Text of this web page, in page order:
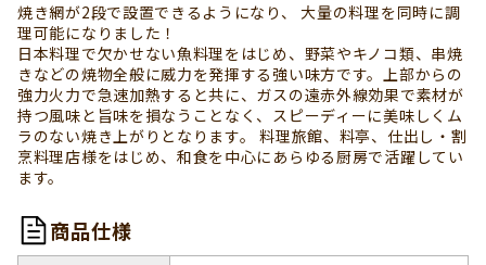
焼き網が2段で設置できるようになり、 大量の料理を同時に調
理可能になりました！
日本料理で欠かせない魚料理をはじめ、野菜やキノコ類、串焼
きなどの焼物全般に威力を発揮する強い味方です。上部からの
強力火力で急速加熱すると共に、ガスの遠赤外線効果で素材が
持つ風味と旨味を損なうことなく、スピーディーに美味しくム
ラのない焼き上がりとなります。 料理旅館、料亭、仕出し・割
烹料理店様をはじめ、和食を中心にあらゆる厨房で活躍してい
ます。
商品仕様